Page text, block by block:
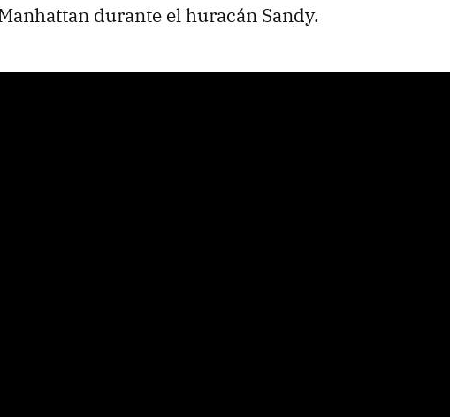
durante el huracán Sandy.